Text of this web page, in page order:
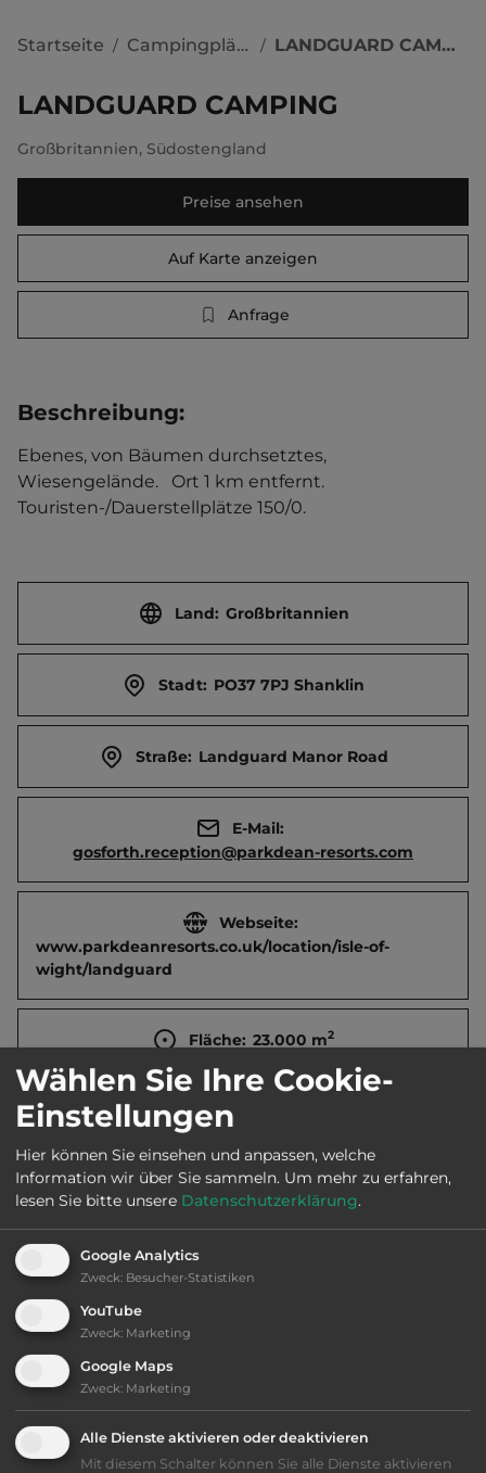
Startseite / Campingplätze / LANDGUARD CAMPING
LANDGUARD CAMPING
Großbritannien, Südostengland
Preise ansehen
Auf Karte anzeigen
Anfrage
Beschreibung:
Ebenes, von Bäumen durchsetztes,
Wiesengelände.   Ort 1 km entfernt.
Touristen-/Dauerstellplätze 150/0.
Land: Großbritannien
Stadt: PO37 7PJ Shanklin
Straße: Landguard Manor Road
E-Mail:
gosforth.reception@parkdean-resorts.com
Webseite:
www.parkdeanresorts.co.uk/location/isle-of-
wight/landguard
Fläche: 23.000 m2
Öffnungszeiten:
Telefon: 0044 1983 867028
Ausstattung:
bis 80,- Euro
Klassifizierung: befriedigend
Lage: schön
Wählen Sie Ihre Cookie-
Einstellungen
Hier können Sie einsehen und anpassen, welche
Information wir über Sie sammeln. Um mehr zu erfahren,
lesen Sie bitte unsere Datenschutzerklärung.
Google Analytics
Zweck: Besucher-Statistiken
YouTube
Zweck: Marketing
Google Maps
Zweck: Marketing
Alle Dienste aktivieren oder deaktivieren
Mit diesem Schalter können Sie alle Dienste aktivieren